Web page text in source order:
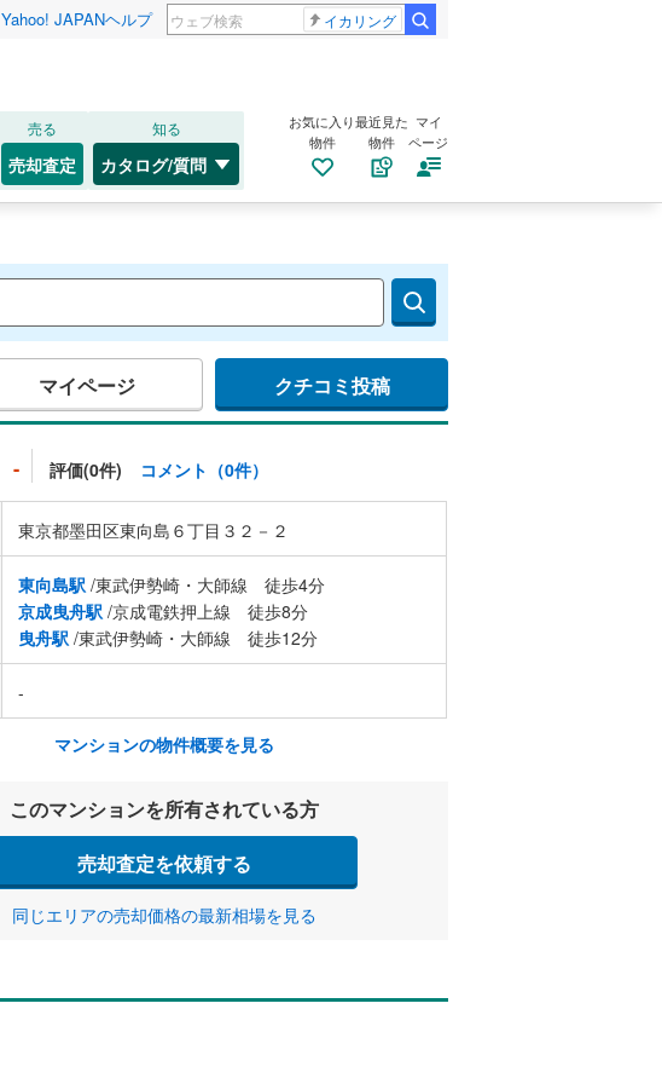
Yahoo! JAPANヘルプ イカリング
売る
売却査定
知る
カタログ/質問
お気に入り
物件
最近見た
物件
マイ
ページ
マイページ クチコミ投稿
- 評価(0件) コメント（0件）
東京都墨田区東向島６丁目３２－２
東向島駅 /東武伊勢崎・大師線 徒歩4分
京成曳舟駅 /京成電鉄押上線 徒歩8分
曳舟駅 /東武伊勢崎・大師線 徒歩12分
-
マンションの物件概要を見る
このマンションを所有されている方
売却査定を依頼する
同じエリアの売却価格の最新相場を見る